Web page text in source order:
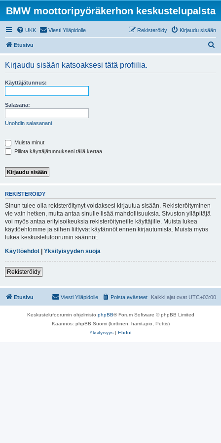
BMW moottoripyöräkerhon keskustelupalsta
UKK Viesti Ylläpidolle Kirjaudu sisään
Rekisteröidy
Etusivu
Kirjaudu sisään katsoaksesi tätä profiilia.
Käyttäjätunnus:
Salasana:
Unohdin salasanani
Muista minut
Piilota käyttäjätunnukseni tällä kertaa
REKISTERÖIDY
Sinun tulee olla rekisteröitynyt voidaksesi kirjautua sisään. Rekisteröityminen
vie vain hetken, mutta antaa sinulle lisää mahdollisuuksia. Sivuston ylläpitäjä
voi myös antaa erityisoikeuksia rekisteröityneille käyttäjille. Muista lukea
käyttöehtomme ja siihen liittyvät käytännöt ennen kirjautumista. Muista myös
lukea keskustelufoorumin säännöt.
Käyttöehdot | Yksityisyyden suoja
Rekisteröidy
Etusivu Kaikki ajat ovat UTC+03:00
Poista evästeet
Viesti Ylläpidolle
Keskustelufoorumin ohjelmisto phpBB® Forum Software © phpBB Limited
Käännös: phpBB Suomi (lurttinen, harritapio, Pettis)
Yksityisyys | Ehdot